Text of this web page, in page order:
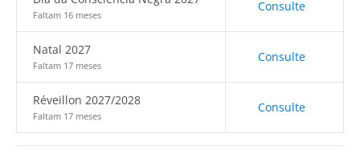
Faltam 16 meses
Consulte
Natal 2027
Faltam 17 meses
Consulte
Réveillon 2027/2028
Faltam 17 meses
Consulte